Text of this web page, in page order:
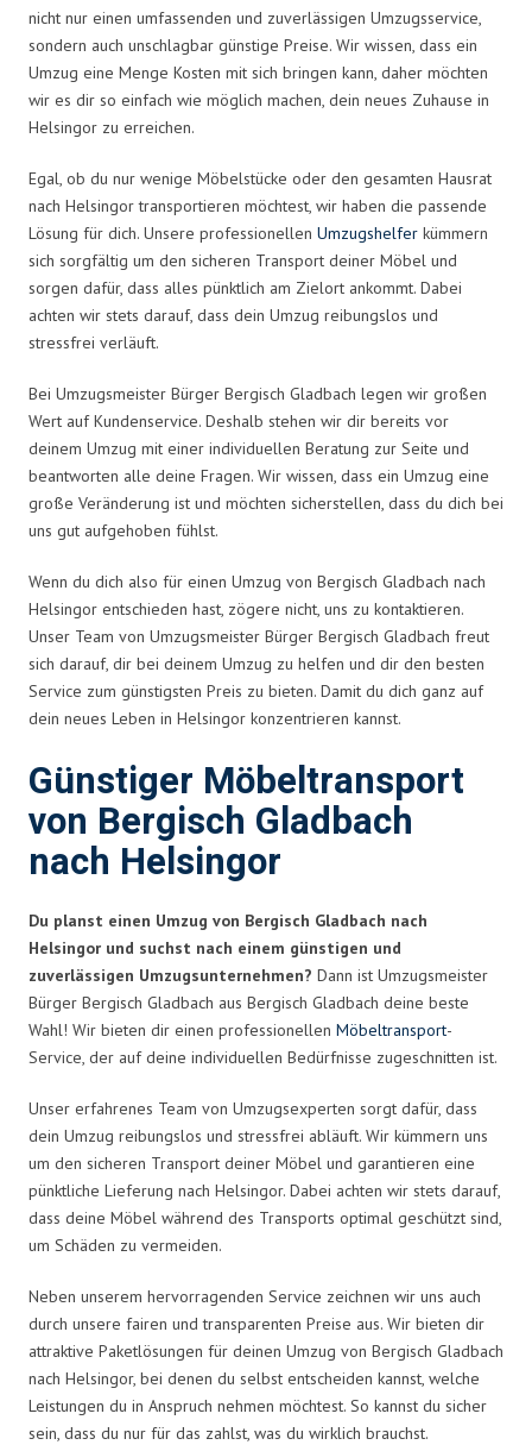
nicht nur einen umfassenden und zuverlässigen Umzugsservice,
sondern auch unschlagbar günstige Preise. Wir wissen, dass ein
Umzug eine Menge Kosten mit sich bringen kann, daher möchten
wir es dir so einfach wie möglich machen, dein neues Zuhause in
Helsingor zu erreichen.
Egal, ob du nur wenige Möbelstücke oder den gesamten Hausrat
nach Helsingor transportieren möchtest, wir haben die passende
Lösung für dich. Unsere professionellen Umzugshelfer kümmern
sich sorgfältig um den sicheren Transport deiner Möbel und
sorgen dafür, dass alles pünktlich am Zielort ankommt. Dabei
achten wir stets darauf, dass dein Umzug reibungslos und
stressfrei verläuft.
Bei Umzugsmeister Bürger Bergisch Gladbach legen wir großen
Wert auf Kundenservice. Deshalb stehen wir dir bereits vor
deinem Umzug mit einer individuellen Beratung zur Seite und
beantworten alle deine Fragen. Wir wissen, dass ein Umzug eine
große Veränderung ist und möchten sicherstellen, dass du dich bei
uns gut aufgehoben fühlst.
Wenn du dich also für einen Umzug von Bergisch Gladbach nach
Helsingor entschieden hast, zögere nicht, uns zu kontaktieren.
Unser Team von Umzugsmeister Bürger Bergisch Gladbach freut
sich darauf, dir bei deinem Umzug zu helfen und dir den besten
Service zum günstigsten Preis zu bieten. Damit du dich ganz auf
dein neues Leben in Helsingor konzentrieren kannst.
Günstiger Möbeltransport
von Bergisch Gladbach
nach Helsingor
Du planst einen Umzug von Bergisch Gladbach nach
Helsingor und suchst nach einem günstigen und
zuverlässigen Umzugsunternehmen? Dann ist Umzugsmeister
Bürger Bergisch Gladbach aus Bergisch Gladbach deine beste
Wahl! Wir bieten dir einen professionellen Möbeltransport-
Service, der auf deine individuellen Bedürfnisse zugeschnitten ist.
Unser erfahrenes Team von Umzugsexperten sorgt dafür, dass
dein Umzug reibungslos und stressfrei abläuft. Wir kümmern uns
um den sicheren Transport deiner Möbel und garantieren eine
pünktliche Lieferung nach Helsingor. Dabei achten wir stets darauf,
dass deine Möbel während des Transports optimal geschützt sind,
um Schäden zu vermeiden.
Neben unserem hervorragenden Service zeichnen wir uns auch
durch unsere fairen und transparenten Preise aus. Wir bieten dir
attraktive Paketlösungen für deinen Umzug von Bergisch Gladbach
nach Helsingor, bei denen du selbst entscheiden kannst, welche
Leistungen du in Anspruch nehmen möchtest. So kannst du sicher
sein, dass du nur für das zahlst, was du wirklich brauchst.